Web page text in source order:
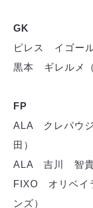
個人ランキング｜
個人ランキング
メットライ
試合日程・結果
大会概要
アリーナ情報
チケット情報
過去の記録
ヴォスクオー
リガーレヴィ
アグレミーナ
ポルセイド浜田
ミラクルス
記念ゴール
担当審判員
選手の通算記
エスポラーダ
バルドラール
フウガドール
DIVISION
GK
ピレス イゴー
黒本 ギレルメ（
FP
ALA クレパウ
田）
ALA 吉川 智貴
FIXO オリベイ
ンズ）